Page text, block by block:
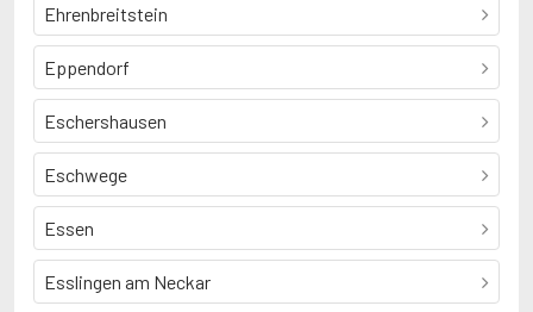
Ehrenbreitstein
Eppendorf
Eschershausen
Eschwege
Essen
Esslingen am Neckar